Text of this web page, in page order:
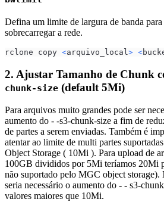
Defina um limite de largura de banda
sobrecarregar a rede.
rclone copy <arquivo_local > <
2. Ajustar Tamanho de Chunk
chunk-size (default 5Mi)
Para arquivos muito grandes pode ser
aumento do - -s3-chunk-size a fim de
de partes a serem enviadas. Também é
atentar ao limite de multi partes
Object Storage ( 10Mi ). Para upload de
100GB divididos por 5Mi teríamos 20Mi
não suportado pelo MGC object storage).
seria necessário o aumento do - - s3-
valores maiores que 10Mi.